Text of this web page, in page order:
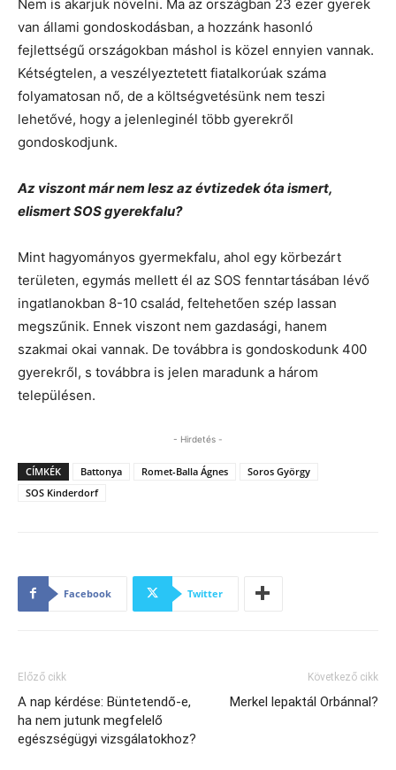
Nem is akarjuk növelni. Ma az országban 23 ezer gyerek
van állami gondoskodásban, a hozzánk hasonló
fejlettségű országokban máshol is közel ennyien vannak.
Kétségtelen, a veszélyeztetett fiatalkorúak száma
folyamatosan nő, de a költségvetésünk nem teszi
lehetővé, hogy a jelenleginél több gyerekről
gondoskodjunk.
Az viszont már nem lesz az évtizedek óta ismert,
elismert SOS gyerekfalu?
Mint hagyományos gyermekfalu, ahol egy körbezárt
területen, egymás mellett él az SOS fenntartásában lévő
ingatlanokban 8-10 család, feltehetően szép lassan
megszűnik. Ennek viszont nem gazdasági, hanem
szakmai okai vannak. De továbbra is gondoskodunk 400
gyerekről, s továbbra is jelen maradunk a három
településen.
- Hirdetés -
CÍMKÉK Battonya Romet-Balla Ágnes
Soros György
SOS Kinderdorf
Facebook Twitter
Előző cikk
A nap kérdése: Büntetendő-e,
ha nem jutunk megfelelő
egészségügyi vizsgálatokhoz?
Következő cikk
Merkel lepaktál Orbánnal?